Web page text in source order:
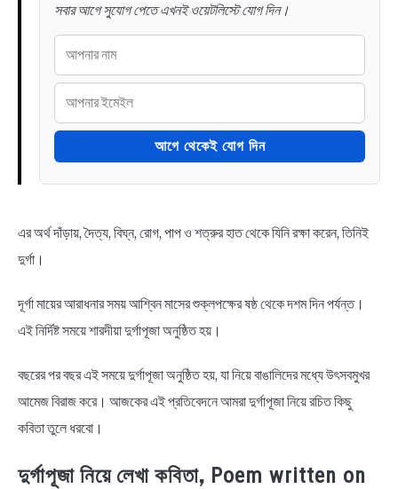
সবার আগে সুযোগ পেতে এখনই ওয়েটলিস্টে যোগ দিন।
আগে থেকেই যোগ দিন
এর অর্থ দাঁড়ায়, দৈত্য, বিঘ্ন, রোগ, পাপ ও শত্রুর হাত থেকে যিনি রক্ষা করেন, তিনিই
দুর্গা।
দূর্গা মায়ের আরাধনার সময় আশ্বিন মাসের শুক্লপক্ষের ষষ্ঠ থেকে দশম দিন পর্যন্ত।
এই নির্দিষ্ট সময়ে শারদীয়া দুর্গাপূজা অনুষ্ঠিত হয়।
বছরের পর বছর এই সময়ে দুর্গাপূজা অনুষ্ঠিত হয়, যা নিয়ে বাঙালিদের মধ্যে উৎসবমুখর
আমেজ বিরাজ করে। আজকের এই প্রতিবেদনে আমরা দুর্গাপূজা নিয়ে রচিত কিছু
কবিতা তুলে ধরবো।
দুর্গাপূজা নিয়ে লেখা কবিতা, Poem written on